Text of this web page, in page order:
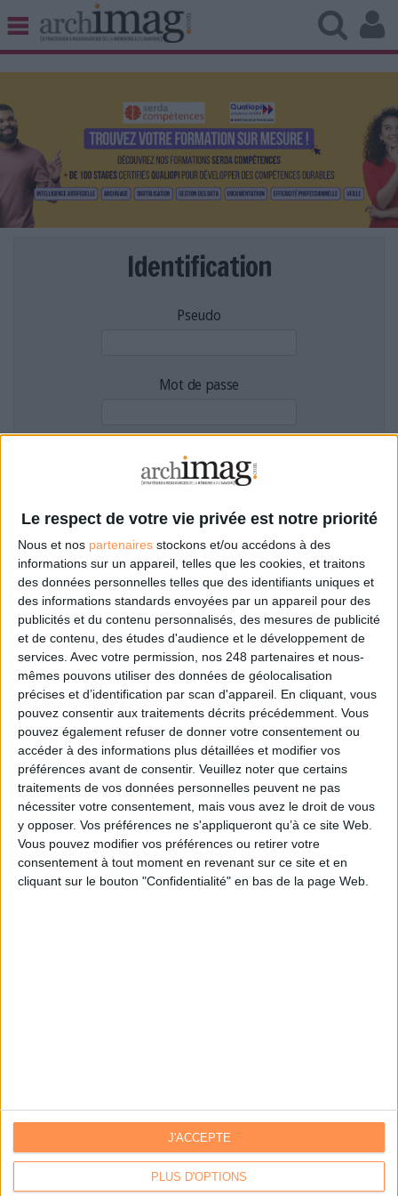
Le respect de votre vie privée est notre priorité
Nous et nos partenaires stockons et/ou accédons à des
informations sur un appareil, telles que les cookies, et traitons
des données personnelles telles que des identifiants uniques et
des informations standards envoyées par un appareil pour des
publicités et du contenu personnalisés, des mesures de publicité
et de contenu, des études d'audience et le développement de
services. Avec votre permission, nos 248 partenaires et nous-
mêmes pouvons utiliser des données de géolocalisation
précises et d’identification par scan d'appareil. En cliquant, vous
pouvez consentir aux traitements décrits précédemment. Vous
pouvez également refuser de donner votre consentement ou
accéder à des informations plus détaillées et modifier vos
préférences avant de consentir. Veuillez noter que certains
traitements de vos données personnelles peuvent ne pas
nécessiter votre consentement, mais vous avez le droit de vous
y opposer. Vos préférences ne s'appliqueront qu’à ce site Web.
Vous pouvez modifier vos préférences ou retirer votre
consentement à tout moment en revenant sur ce site et en
cliquant sur le bouton "Confidentialité" en bas de la page Web.
PLUS D'OPTIONS
J'ACCEPTE
BIBLIOTHÈQUE ÉDITION
UNIVERS DATA
TRAVAIL COLLABORATIF
VIE NUMÉRIQUE
NUMÉRIQUE RESPONSABLE
LES LIVRES BLANCS
LES SUPPLÉMENTS
NOS OFFRES D'ABONNEMENTS
Identification
Pseudo
Mot de passe
Filtre anti-spam
Mot de passe oublié ?
Pas encore de compte?
Je m'inscris pour commenter les articles
ou déposer mon CV
Je m'inscris sur Archimag.com
Communiquer avec Archimag|Communiquer avec ACE